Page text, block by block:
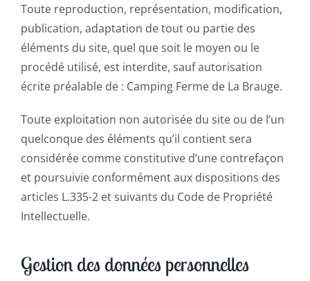
Toute reproduction, représentation, modification,
publication, adaptation de tout ou partie des
éléments du site, quel que soit le moyen ou le
procédé utilisé, est interdite, sauf autorisation
écrite préalable de : Camping Ferme de La Brauge.
Toute exploitation non autorisée du site ou de l’un
quelconque des éléments qu’il contient sera
considérée comme constitutive d’une contrefaçon
et poursuivie conformément aux dispositions des
articles L.335-2 et suivants du Code de Propriété
Intellectuelle.
Gestion des données personnelles